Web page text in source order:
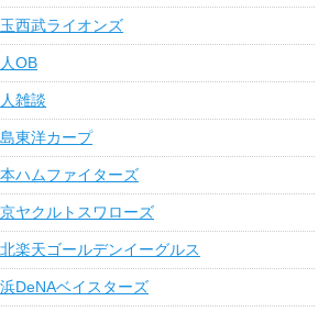
西武ライオンズ
OB
雑談
東洋カープ
ハムファイターズ
ヤクルトスワローズ
楽天ゴールデンイーグルス
DeNAベイスターズ